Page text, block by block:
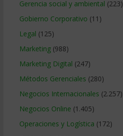
Gerencia social y ambiental (223)
Gobierno Corporativo (11)
Legal (125)
Marketing(988)
Marketing Digital (247)
Métodos Gerenciales (280)
Negocios Internacionales (2.257)
Negocios Online (1.405)
Operaciones y Logística (172)